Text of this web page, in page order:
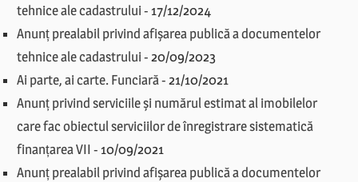
tehnice ale cadastrului- 17/12/2024
Anunț prealabil privind afișarea publică a documentelor
tehnice ale cadastrului-20/09/2023
Ai parte, ai carte. Funciară-21/10/2021
Anunț privind serviciile și numărul estimat al imobilelor
care fac obiectul serviciilor de înregistrare sistematică
finanțarea VII - 10/09/2021
Anunț prealabil privind afișarea publică a documentelor